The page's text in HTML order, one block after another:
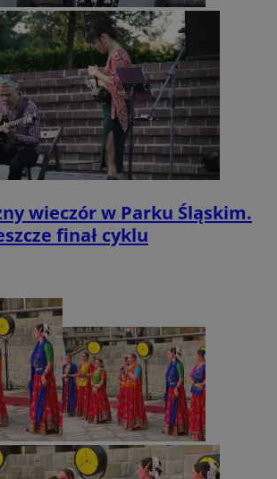
wieczór w Parku Śląskim.
finał cyklu